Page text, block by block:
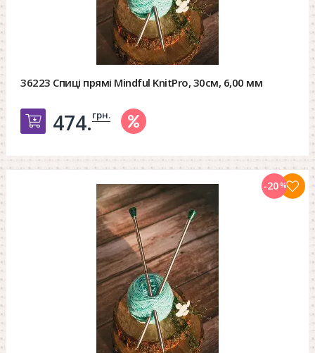
36223 Спиці прямі Mindful KnitPro, 30см, 6,00 мм
Добавить в корзину
474.грн.
-20%